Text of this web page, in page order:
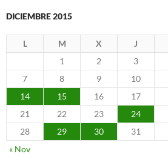
DICIEMBRE 2015
L M X J
1
2 3
7
8 9 10
14
15 16 17
21
22 23 24
28
29 30
31
« Nov